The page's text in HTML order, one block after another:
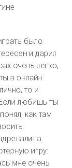
было
и дарил
очень легко,
в онлайн
то и
любишь ты
как там
игру:
мне очень